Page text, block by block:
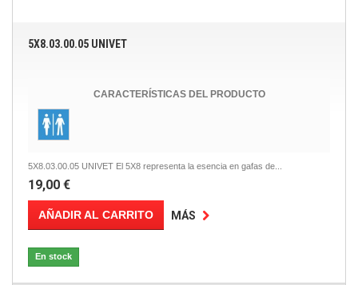
5X8.03.00.05 UNIVET
CARACTERÍSTICAS DEL PRODUCTO
5X8.03.00.05 UNIVET El 5X8 representa la esencia en gafas de...
19,00 €
AÑADIR AL CARRITO MÁS
En stock